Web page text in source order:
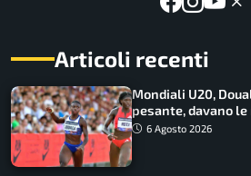
Articoli recenti
Mondiali U20,
pesante, davano
Non ho nulla da
6 Agosto 2026